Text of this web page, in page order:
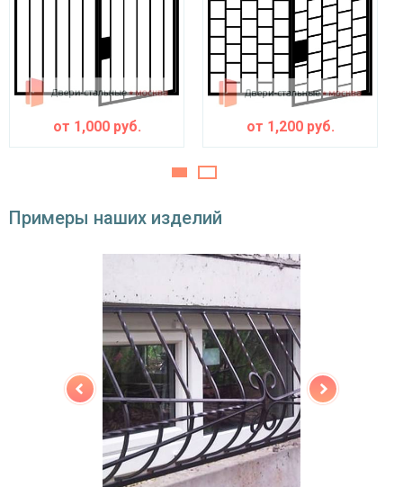
от 1,000руб. от 1,200руб.
Примеры наших изделий